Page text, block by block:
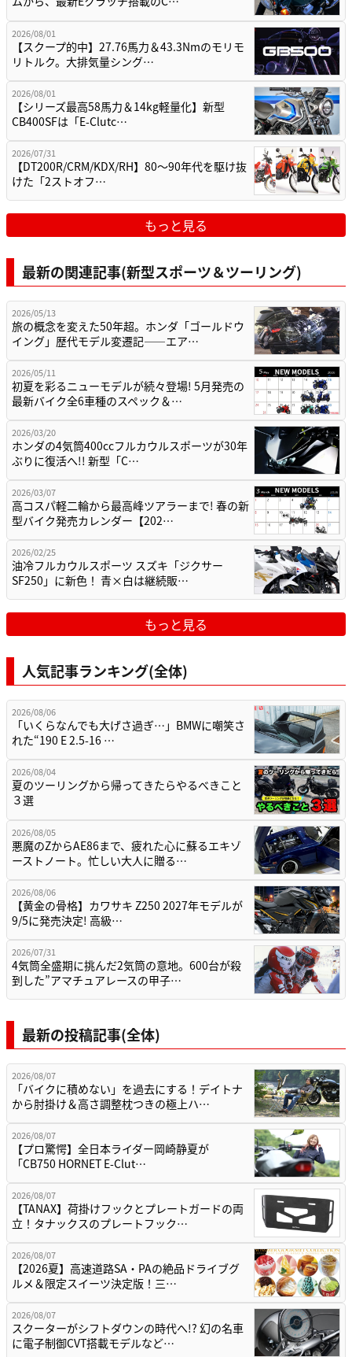
2026/08/01
【スクープ的中】27.76馬力＆43.3Nmのモリモ
リトルク。大排気量シング…
2026/08/01
【シリーズ最高58馬力＆14kg軽量化】新型
CB400SFは「E-Clutc…
2026/07/31
【DT200R/CRM/KDX/RH】80〜90年代を駆け抜
けた「2ストオフ…
もっと見る
最新の関連記事(新型スポーツ＆ツーリング)
2026/05/13
旅の概念を変えた50年超。ホンダ「ゴールドウ
イング」歴代モデル変遷記——エア…
2026/05/11
初夏を彩るニューモデルが続々登場! 5月発売の
最新バイク全6車種のスペック＆…
2026/03/20
ホンダの4気筒400ccフルカウルスポーツが30年
ぶりに復活へ!! 新型「C…
2026/03/07
高コスパ軽二輪から最高峰ツアラーまで! 春の新
型バイク発売カレンダー【202…
2026/02/25
油冷フルカウルスポーツ スズキ「ジクサー
SF250」に新色！ 青×白は継続販…
もっと見る
人気記事ランキング(全体)
2026/08/06
「いくらなんでも大げさ過ぎ…」BMWに嘲笑さ
れた“190 E 2.5-16 …
2026/08/04
夏のツーリングから帰ってきたらやるべきこと
３選
2026/08/05
悪魔のZからAE86まで、疲れた心に蘇るエキゾ
ーストノート。忙しい大人に贈る…
2026/08/06
【黄金の骨格】カワサキ Z250 2027年モデルが
9/5に発売決定! 高級…
2026/07/31
4気筒全盛期に挑んだ2気筒の意地。600台が殺
到した”アマチュアレースの甲子…
最新の投稿記事(全体)
2026/08/07
「バイクに積めない」を過去にする！デイトナ
から肘掛け＆高さ調整枕つきの極上ハ…
2026/08/07
【プロ驚愕】全日本ライダー岡崎静夏が
「CB750 HORNET E-Clut…
2026/08/07
【TANAX】荷掛けフックとプレートガードの両
立！タナックスのプレートフック…
2026/08/07
【2026夏】高速道路SA・PAの絶品ドライブグ
ルメ＆限定スイーツ決定版！三…
2026/08/07
スクーターがシフトダウンの時代へ!? 幻の名車
に電子制御CVT搭載モデルなど…